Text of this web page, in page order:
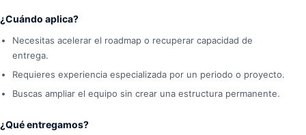
¿Cuándo aplica?
Necesitas acelerar el roadmap o recuperar capacidad de
entrega.
Requieres experiencia especializada por un periodo o proyecto.
Buscas ampliar el equipo sin crear una estructura permanente.
¿Qué entregamos?